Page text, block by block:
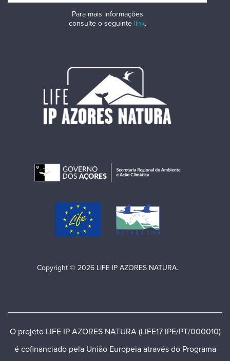
Copyright © 2026 LIFE IP AZORES NATURA.
Para mais informações
consulte o seguinte link.
O projeto LIFE IP AZORES NATURA (LIFE17 IPE/PT/000010)
é cofinanciado pela União Europeia através do Programa